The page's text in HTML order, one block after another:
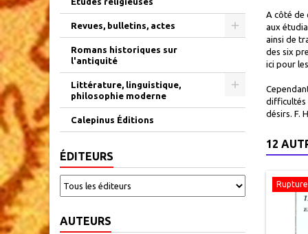
Revues, bulletins, actes
Romans historiques sur
l'antiquité
Littérature, linguistique,
philosophie moderne
Calepinus Éditions
ÉDITEURS
AUTEURS
A côté de
aux
ainsi de
des six
ici pour
difficultés
désirs. F.
12